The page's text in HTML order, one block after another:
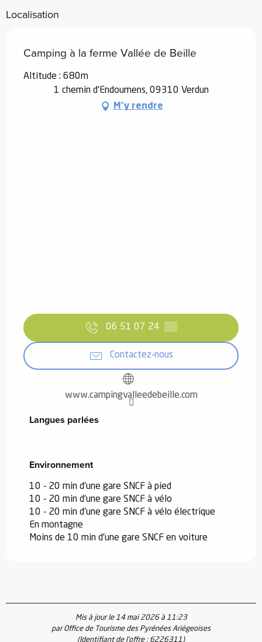
Localisation
Camping à la ferme Vallée de Beille
Altitude : 680m
1 chemin d'Endoumens, 09310 Verdun
M'y rendre
06 51 07 24 ▒▒
Contactez-nous
www.campingvalleedebeille.com
Langues parlées
Langues parlées
Environnement
Environnement
10 - 20 min d'une gare SNCF à pied
10 - 20 min d'une gare SNCF à vélo
10 - 20 min d'une gare SNCF à vélo électrique
En montagne
Moins de 10 min d'une gare SNCF en voiture
Mis à jour le 14 mai 2026 à 11:23
par Office de Tourisme des Pyrénées Ariégeoises
(Identifiant de l'offre : 6226311 )